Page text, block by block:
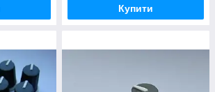
Купити